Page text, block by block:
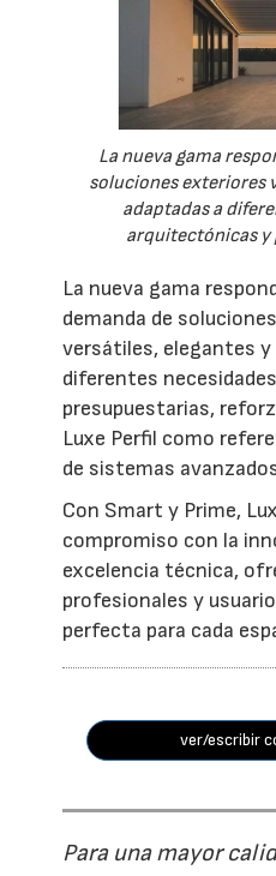
La nueva gama
soluciones exteriores
adaptadas a
arquitectónicas y
La nueva gama
demanda de
versátiles, elegantes y
diferentes
presupuestarias,
Luxe Perfil como
de sistemas
Con Smart y Prime,
compromiso con la
excelencia técnica,
profesionales y
perfecta para cada
ver/escribir
Para una mayor